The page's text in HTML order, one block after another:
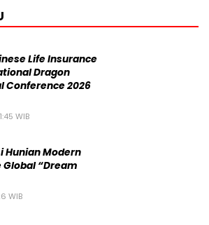
Life Insurance
Dragon
Conference 2026
WIB
Hunian Modern
“Dream
WIB